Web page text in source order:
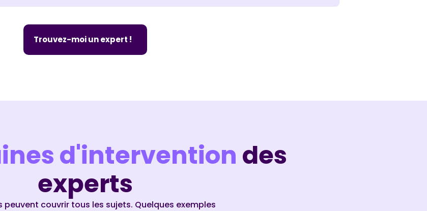
Trouvez-moi un expert !
d'intervention des
experts
peuvent couvrir tous les sujets. Quelques exemples